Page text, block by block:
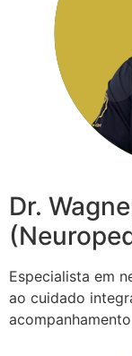
Dr.
Especialista em
ao cuidado